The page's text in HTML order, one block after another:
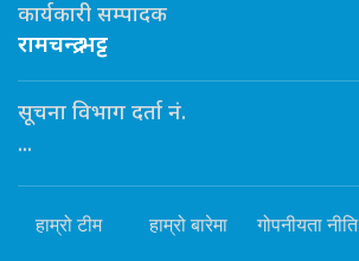
कार्यकारी सम्पादक
रामचन्द्र भट्ट
सूचना विभाग दर्ता नं.
...
हाम्रो टीम हाम्रो बारेमा गोपनीयता नीति